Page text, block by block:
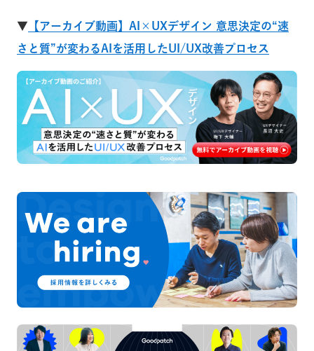
▼ 【アーカイブ動画】AI×UXデザイン 意思決定の“速
さと質”が変わるAIを活用したUI/UX改善プロセス